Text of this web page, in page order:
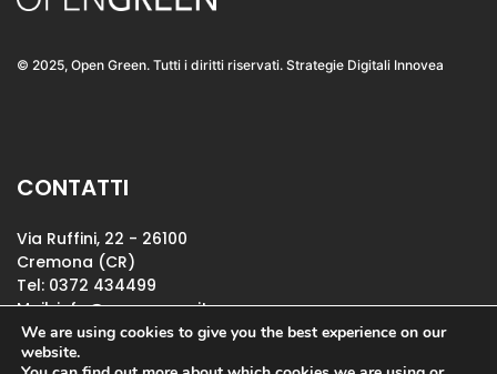
© 2025, Open Green. Tutti i diritti riservati. Strategie Digitali Innovea
CONTATTI
Via Ruffini, 22 - 26100
Cremona (CR)
Tel: 0372 434499
Mail:info@opengreen.it
P.IVA IT01114210196
We are using cookies to give you the best experience on our
website.